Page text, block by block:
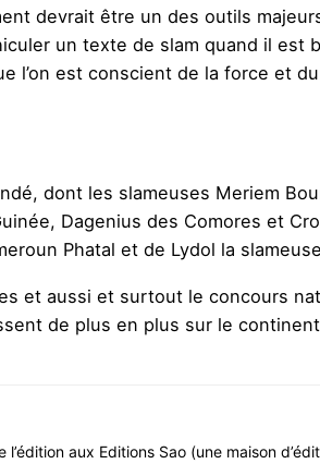
devrait être un des outils
un texte de slam quand il est
l’on est conscient de la force et
dont les slameuses Meriem
Dagenius des Comores et
Phatal et de Lydol la
et aussi et surtout le concours
de plus en plus sur le
aux Editions Sao (une maison